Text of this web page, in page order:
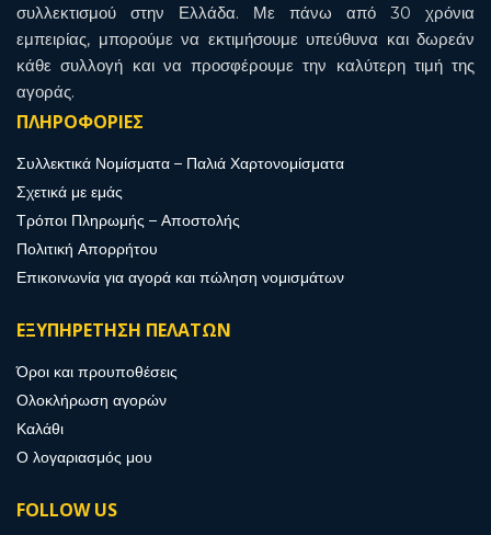
συλλεκτισμού στην Ελλάδα. Με πάνω από 30 χρόνια
εμπειρίας, μπορούμε να εκτιμήσουμε υπεύθυνα και δωρεάν
κάθε συλλογή και να προσφέρουμε την καλύτερη τιμή της
αγοράς.
ΠΛΗΡΟΦΟΡΙΕΣ
Συλλεκτικά Νομίσματα – Παλιά Χαρτονομίσματα
Σχετικά με εμάς
Τρόποι Πληρωμής – Αποστολής
Πολιτική Απορρήτου
Επικοινωνία για αγορά και πώληση νομισμάτων
ΕΞΥΠΗΡΕΤΗΣΗ ΠΕΛΑΤΩΝ
Όροι και προυποθέσεις
Ολοκλήρωση αγορών
Καλάθι
Ο λογαριασμός μου
FOLLOW US